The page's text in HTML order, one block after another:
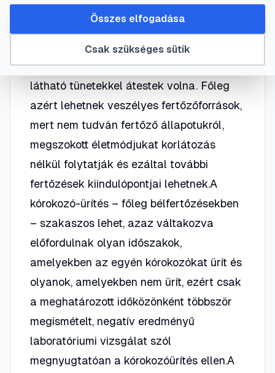
Egészséges kórokozó-hordozók azok az
emberek, akik szervezetükben
kórokozókat hordoznak és ürítenek
anélkül, hogy a kérdéses betegségen
látható tünetekkel átestek volna. Főleg
azért lehetnek veszélyes fertőzőforrások,
mert nem tudván fertőző állapotukról,
megszokott életmódjukat korlátozás
nélkül folytatják és ezáltal további
fertőzések kiindulópontjai lehetnek.A
kórokozó-ürítés – főleg bélfertőzésekben
– szakaszos lehet, azaz váltakozva
előfordulnak olyan időszakok,
amelyekben az egyén kórokozókat ürít és
olyanok, amelyekben nem ürít, ezért csak
a meghatározott időközönként többször
megismételt, negatív eredményű
laboratóriumi vizsgálat szól
megnyugtatóan a kórokozóürítés ellen.A
Csak szükséges sütik
Összes elfogadása